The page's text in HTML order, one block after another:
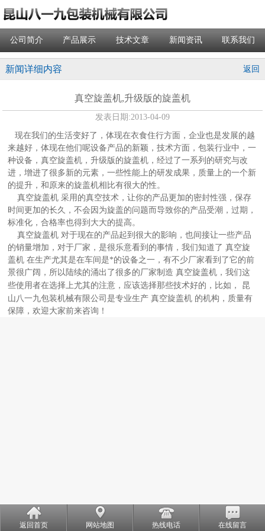
公司简介 产品展示 技术文章 新闻资讯 联系我们
新闻详细内容 返回
真空旋盖机,升级版的旋盖机
发表日期:2013-04-09
现在我们的生活变好了，体现在衣食住行方面，企业也是发展的越
来越好，体现在他们呢设备产品的新颖，技术方面，包装行业中，一
种设备，真空旋盖机 ，升级版的旋盖机，经过了一系列的研究与改
进，增进了很多新的元素，一些性能上的研发成果，质量上的一个新
的提升，和原来的旋盖机相比有很大的性。
真空旋盖机 采用的真空技术，让你的产品更加的密封性强，保存
时间更加的长久，不会因为旋盖的问题而导致你的产品受潮，过期，
标准化，合格率也得到大大的提高。
真空旋盖机 对于现在的产品起到很大的影响，也间接让一些产品
的销量增加，对于厂家，是很乐意看到的事情，我们知道了真空旋
盖机 在生产尤其是在车间是*的设备之一，有不少厂家看到了它的前
景很广阔，所以陆续的涌出了很多的厂家制造真空旋盖机 ，我们这
些使用者在选择上尤其的注意，应该选择那些技术好的，比如，
昆
山八一九包装机械有限公司是专业生产真空旋盖机 的机构，质量有
保障，欢迎大家前来咨询！
返回首页 网站地图 热线电话 在线留言